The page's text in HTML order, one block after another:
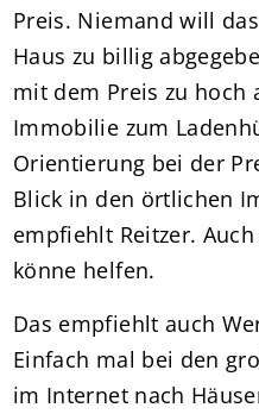
Preis. Niemand will
Haus zu billig
mit dem Preis zu hoch
Immobilie zum
Orientierung bei der
Blick in den örtlichen
empfiehlt Reitzer.
könne helfen.
Das empfiehlt auch
Einfach mal bei den
im Internet nach